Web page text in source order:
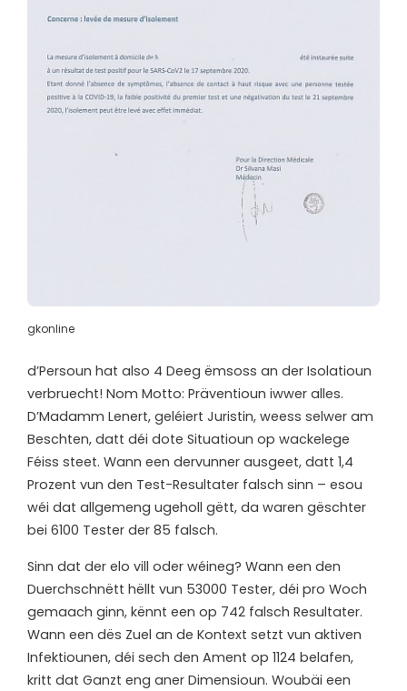
gkonline
d’Persoun hat also 4 Deeg ëmsoss an der Isolatioun
verbruecht! Nom Motto: Präventioun iwwer alles.
D’Madamm Lenert, geléiert Juristin, weess selwer am
Beschten, datt déi dote Situatioun op wackelege
Féiss steet. Wann een dervunner ausgeet, datt 1,4
Prozent vun den Test-Resultater falsch sinn – esou
wéi dat allgemeng ugeholl gëtt, da waren gëschter
bei 6100 Tester der 85 falsch.
Sinn dat der elo vill oder wéineg? Wann een den
Duerchschnëtt hëllt vun 53000 Tester, déi pro Woch
gemaach ginn, kënnt een op 742 falsch Resultater.
Wann een dës Zuel an de Kontext setzt vun aktiven
Infektiounen, déi sech den Ament op 1124 belafen,
kritt dat Ganzt eng aner Dimensioun. Woubäi een